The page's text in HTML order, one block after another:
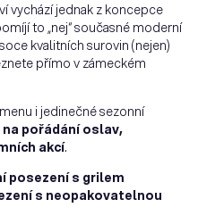
vychází jednak z koncepce
to „nej“ současné moderní
kvalitních surovin (nejen)
přímo v zámeckém
i jedinečné sezonní
pořádání oslav,
akcí.
posezení s grilem
s neopakovatelnou